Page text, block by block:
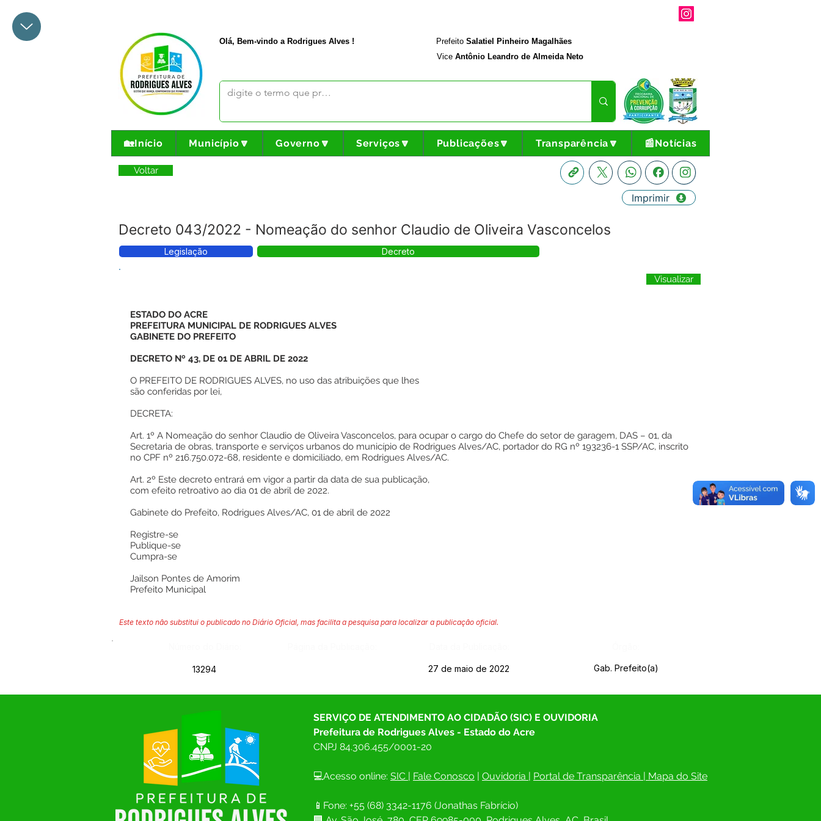
Olá, Bem-vindo a Rodrigues Alves ! Prefeito Salatiel Pinheiro Magalhães
Vice Antônio Leandro de Almeida Neto
🏡Início Município🔽 Governo🔽 Serviços🔽 Publicações🔽 Transparência🔽 📰Notícias
Voltar
Decreto 043/2022 - Nomeação do senhor Claudio de Oliveira Vasconcelos
Imprimir
Legislação Decreto
Visualizar
ESTADO DO ACRE
PREFEITURA MUNICIPAL DE RODRIGUES ALVES
GABINETE DO PREFEITO
DECRETO Nº 43, DE 01 DE ABRIL DE 2022
O PREFEITO DE RODRIGUES ALVES, no uso das atribuições que lhes
são conferidas por lei,
DECRETA:
Art. 1º A Nomeação do senhor Claudio de Oliveira Vasconcelos, para ocupar o cargo do Chefe do setor de garagem, DAS – 01, da
Secretaria de obras, transporte e serviços urbanos do município de Rodrigues Alves/AC, portador do RG nº 193236-1 SSP/AC, inscrito
no CPF nº 216.750.072-68, residente e domiciliado, em Rodrigues Alves/AC.
Art. 2º Este decreto entrará em vigor a partir da data de sua publicação,
com efeito retroativo ao dia 01 de abril de 2022.
Gabinete do Prefeito, Rodrigues Alves/AC, 01 de abril de 2022
Registre-se
Publique-se
Cumpra-se
Jailson Pontes de Amorim
Prefeito Municipal
Este texto não substitui o publicado no Diário Oficial, mas facilita a pesquisa para localizar a publicação oficial.
13294 27 de maio de 2022 Gab. Prefeito(a)
SERVIÇO DE ATENDIMENTO AO CIDADÃO (SIC) E OUVIDORIA
Prefeitura de Rodrigues Alves - Estado do Acre
CNPJ 84.306.455/0001-20
💻Acesso online: SIC | Fale Conosco | Ouvidoria | Portal de Transparência | Mapa do Site
📱Fone: +55 (68) 3342-1176 (Jonathas Fabrício)